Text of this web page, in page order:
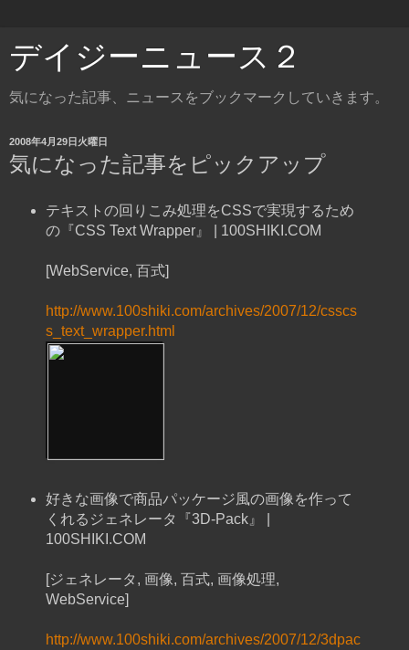
デイジーニュース２
気になった記事、ニュースをブックマークしていきます。
2008年4月29日火曜日
気になった記事をピックアップ
テキストの回りこみ処理をCSSで実現するため
の『CSS Text Wrapper』 | 100SHIKI.COM
[WebService, 百式]
http://www.100shiki.com/archives/2007/12/csscs
s_text_wrapper.html
好きな画像で商品パッケージ風の画像を作って
くれるジェネレータ『3D-Pack』 |
100SHIKI.COM
[ジェネレータ, 画像, 百式, 画像処理,
WebService]
http://www.100shiki.com/archives/2007/12/3dpac